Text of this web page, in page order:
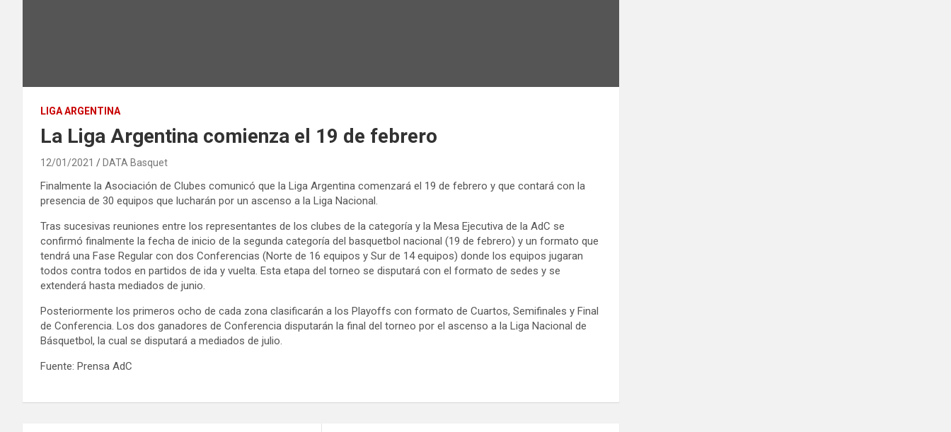
LIGA ARGENTINA
La Liga Argentina comienza el 19 de febrero
12/01/2021 DATA Basquet
Finalmente la Asociación de Clubes comunicó que la Liga Argentina comenzará el 19 de febrero y que contará con la
presencia de 30 equipos que lucharán por un ascenso a la Liga Nacional.
Tras sucesivas reuniones entre los representantes de los clubes de la categoría y la Mesa Ejecutiva de la AdC se
confirmó finalmente la fecha de inicio de la segunda categoría del basquetbol nacional (19 de febrero) y un formato que
tendrá una Fase Regular con dos Conferencias (Norte de 16 equipos y Sur de 14 equipos) donde los equipos jugaran
todos contra todos en partidos de ida y vuelta. Esta etapa del torneo se disputará con el formato de sedes y se
extenderá hasta mediados de junio.
Posteriormente los primeros ocho de cada zona clasificarán a los Playoffs con formato de Cuartos, Semifinales y Final
de Conferencia. Los dos ganadores de Conferencia disputarán la final del torneo por el ascenso a la Liga Nacional de
Básquetbol, la cual se disputará a mediados de julio.
Fuente: Prensa AdC